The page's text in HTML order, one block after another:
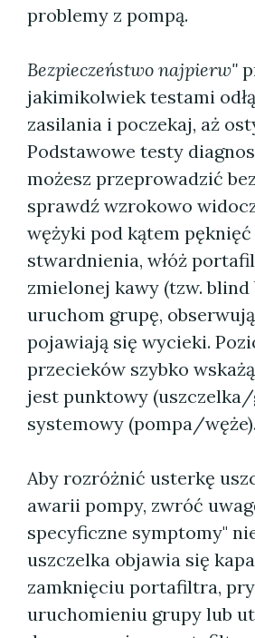
problemy z pompą.
Bezpieczeństwo najpierw"
jakimikolwiek testami
zasilania i poczekaj, aż
Podstawowe testy
możesz przeprowadzić
sprawdź wzrokowo
wężyki pod kątem
stwardnienia, włóż
zmielonej kawy (tzw. blind
uruchom grupę,
pojawiają się wycieki.
przecieków szybko
jest punktowy
systemowy (pompa/węże).
Aby rozróżnić usterkę
awarii pompy, zwróć
specyficzne symptomy"
uszczelka objawia się
zamknięciu portafiltra,
uruchomieniu grupy lub